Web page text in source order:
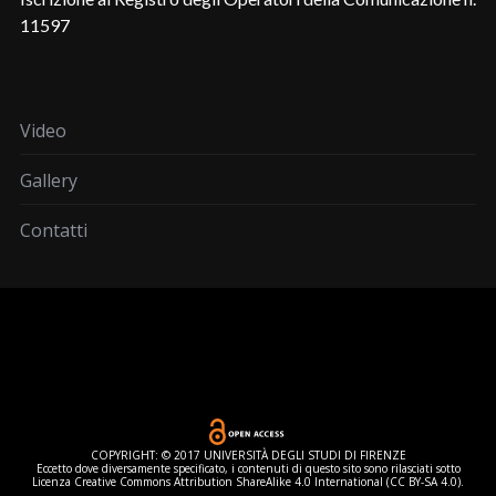
11597
Video
Gallery
Contatti
COPYRIGHT: © 2017 UNIVERSITÀ DEGLI STUDI DI FIRENZE
Eccetto dove diversamente specificato, i contenuti di questo sito sono rilasciati sotto
Licenza Creative Commons Attribution ShareAlike 4.0 International (CC BY-SA 4.0).